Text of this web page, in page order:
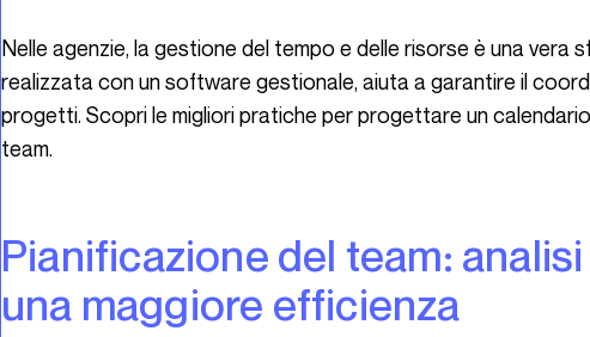
Nelle agenzie, la gestione del tempo e delle risorse è una vera sfida. Una tabella di marcia del team,
realizzata con un software gestionale, aiuta a garantire il
progetti. Scopri le migliori pratiche per progettare un
team.
Pianificazione del team: analisi delle risorse per
una maggiore efficienza